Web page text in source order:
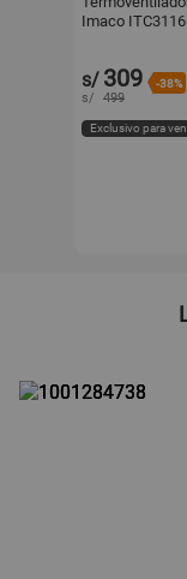
Imaco
s/ 309 -38%
s/ 499
Exclusivo para